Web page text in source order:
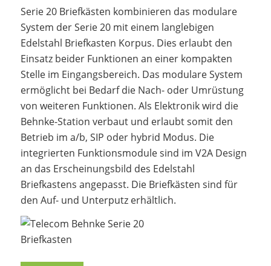
Serie 20 Briefkästen kombinieren das modulare
System der Serie 20 mit einem langlebigen
Edelstahl Briefkasten Korpus. Dies erlaubt den
Einsatz beider Funktionen an einer kompakten
Stelle im Eingangsbereich. Das modulare System
ermöglicht bei Bedarf die Nach- oder Umrüstung
von weiteren Funktionen. Als Elektronik wird die
Behnke-Station verbaut und erlaubt somit den
Betrieb im a/b, SIP oder hybrid Modus. Die
integrierten Funktionsmodule sind im V2A Design
an das Erscheinungsbild des Edelstahl
Briefkastens angepasst. Die Briefkästen sind für
den Auf- und Unterputz erhältlich.